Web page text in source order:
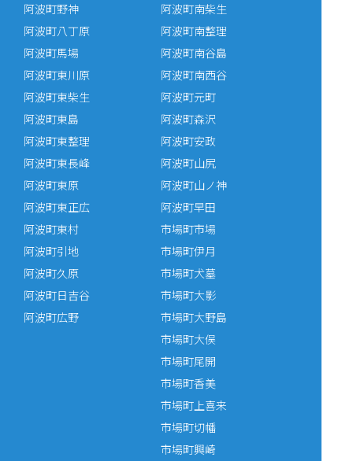
阿波町野神
阿波町八丁原
阿波町馬場
阿波町東川原
阿波町東柴生
阿波町東島
阿波町東整理
阿波町東長峰
阿波町東原
阿波町東正広
阿波町東村
阿波町引地
阿波町久原
阿波町日吉谷
阿波町広野
阿波町南柴生
阿波町南整理
阿波町南谷島
阿波町南西谷
阿波町元町
阿波町森沢
阿波町安政
阿波町山尻
阿波町山ノ神
阿波町早田
市場町市場
市場町伊月
市場町犬墓
市場町大影
市場町大野島
市場町大俣
市場町尾開
市場町香美
市場町上喜来
市場町切幡
市場町興崎